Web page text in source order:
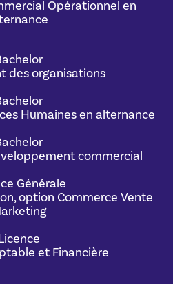
Opérationnel en
des organisations
Humaines en alternance
commercial
Générale
option Commerce Vente
et Financière